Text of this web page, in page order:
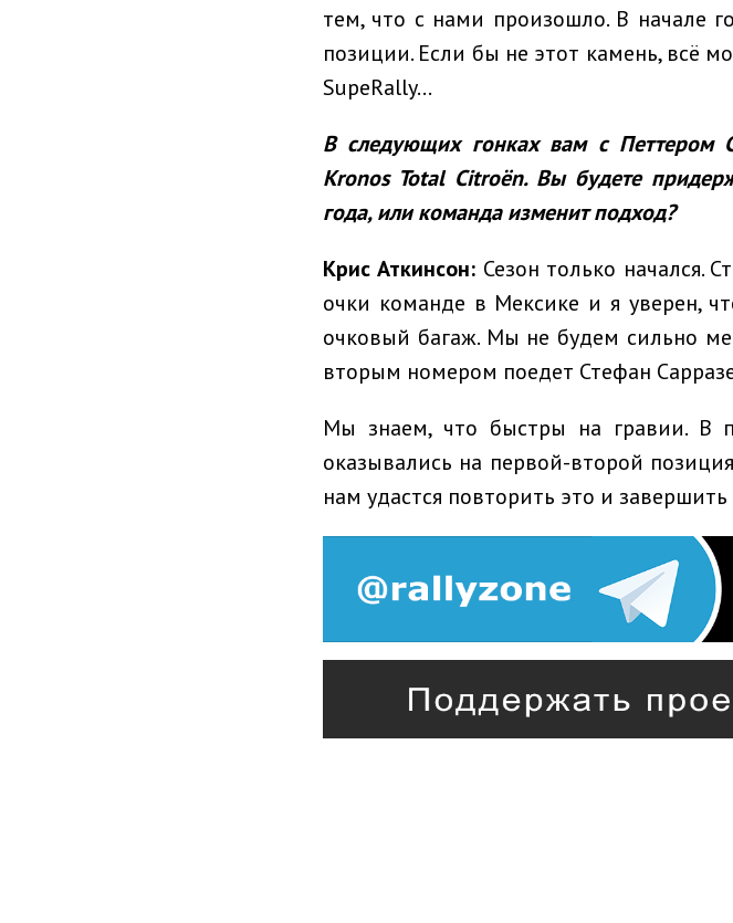
тем, что с нами произошло. В начале
позиции. Если бы не этот камень, всё
SupeRally...
В следующих гонках вам с Петтером
Kronos Total Citroën. Вы будете
года, или команда изменит подход?
Крис Аткинсон: Сезон только начался.
очки команде в Мексике и я уверен,
очковый багаж. Мы не будем сильно
вторым номером поедет Стефан
Мы знаем, что быстры на гравии. В
оказывались на первой-второй
нам удастся повторить это и